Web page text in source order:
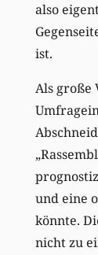
also
ist.
Als große
und eine
könnte.
nicht zu